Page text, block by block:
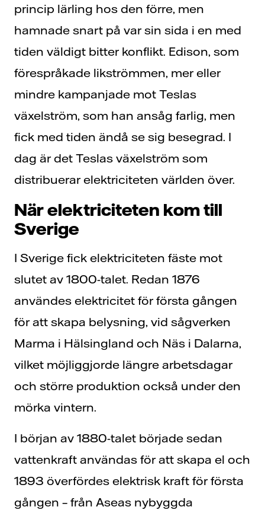
princip lärling hos den förre, men
hamnade snart på var sin sida i en med
tiden väldigt bitter konflikt. Edison, som
förespråkade likströmmen, mer eller
mindre kampanjade mot Teslas
växelström, som han ansåg farlig, men
fick med tiden ändå se sig besegrad. I
dag är det Teslas växelström som
distribuerar elektriciteten världen över.
När elektriciteten kom till
Sverige
I Sverige fick elektriciteten fäste mot
slutet av 1800-talet. Redan 1876
användes elektricitet för första gången
för att skapa belysning, vid sågverken
Marma i Hälsingland och Näs i Dalarna,
vilket möjliggjorde längre arbetsdagar
och större produktion också under den
mörka vintern.
I början av 1880-talet började sedan
vattenkraft användas för att skapa el och
1893 överfördes elektrisk kraft för första
gången – från Aseas nybyggda